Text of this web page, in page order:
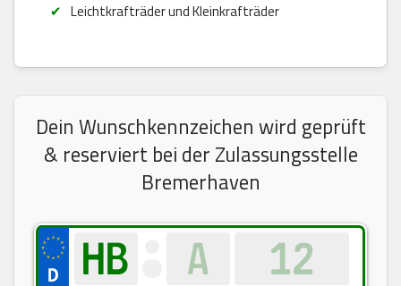
Leichtkrafträder und Kleinkrafträder
Dein Wunschkennzeichen wird geprüft
& reserviert bei der Zulassungsstelle
Bremerhaven